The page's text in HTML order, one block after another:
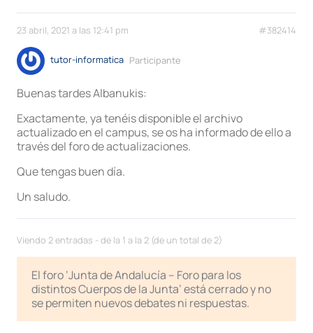
23 abril, 2021 a las 12:41 pm #382414
tutor-informatica Participante
Buenas tardes Albanukis:
Exactamente, ya tenéis disponible el archivo
actualizado en el campus, se os ha informado de ello a
través del foro de actualizaciones.
Que tengas buen día.
Un saludo.
Viendo 2 entradas - de la 1 a la 2 (de un total de 2)
El foro ‘Junta de Andalucía – Foro para los
distintos Cuerpos de la Junta’ está cerrado y no
se permiten nuevos debates ni respuestas.